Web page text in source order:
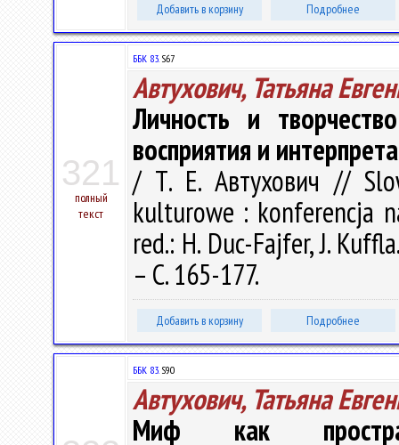
Добавить в корзину Подробнее
321
полный
текст
ББК 83.S67
Автухович, Татьяна
Личность и
восприятия и
/ Т. Е. Автухович //
kulturowe : konferencja
red.: H. Duc-Fajfer, J.
– С. 165-177.
Добавить в корзину Подробнее
ББК 83.S90
Автухович, Татьяна
Миф как